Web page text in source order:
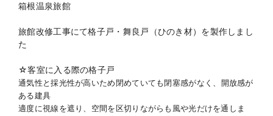
箱根温泉旅館
旅館改修工事にて格子戸・舞良戸（ひのき材）を製作しまし
た
☆客室に入る際の格子戸
通気性と採光性が高いため閉めていても閉塞感がなく、 開放感が
ある建具
適度に視線を遮り、空間を区切りながらも風や光だけを通しま